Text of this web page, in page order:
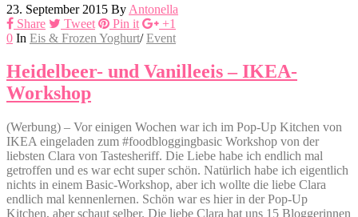
23. September 2015 By Antonella
Share
Tweet Pin it
+1
0 In Eis & Frozen Yoghurt/ Event
Heidelbeer- und Vanilleeis – IKEA-
Workshop
(Werbung) – Vor einigen Wochen war ich im Pop-Up Kitchen von
IKEA eingeladen zum #foodbloggingbasic Workshop von der
liebsten Clara von Tastesheriff. Die Liebe habe ich endlich mal
getroffen und es war echt super schön. Natürlich habe ich eigentlich
nichts in einem Basic-Workshop, aber ich wollte die liebe Clara
endlich mal kennenlernen. Schön war es hier in der Pop-Up
Kitchen, aber schaut selber. Die liebe Clara hat uns 15 Bloggerinnen